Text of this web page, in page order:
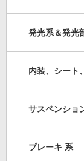
発光系＆発光
内装、シート
サスペンショ
ブレーキ 系